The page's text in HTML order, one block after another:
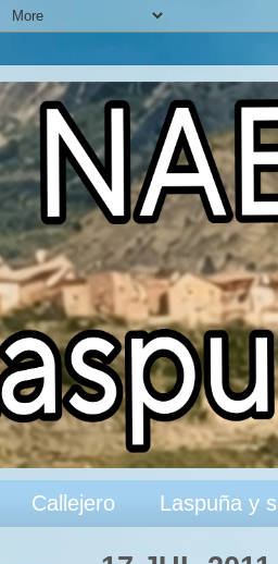
Callejero Laspuña y